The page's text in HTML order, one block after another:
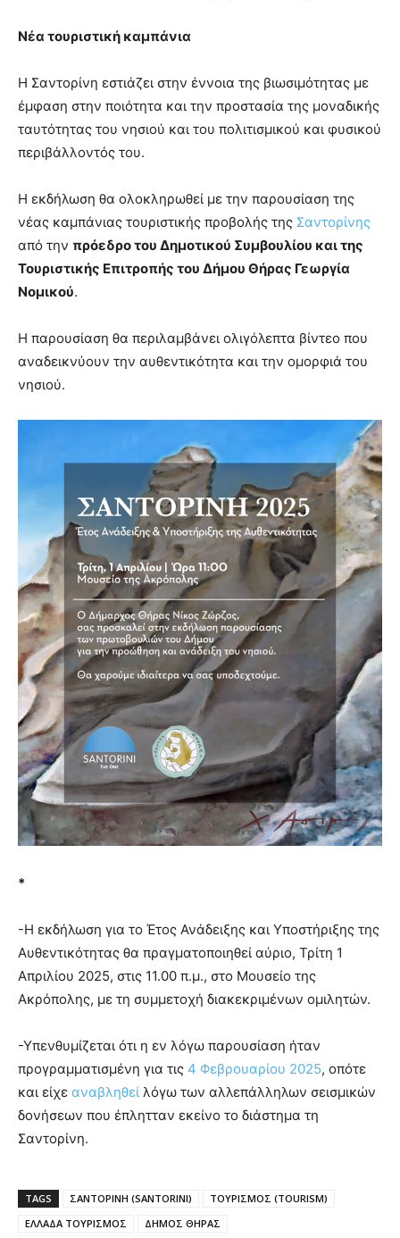
Νέα τουριστική καμπάνια
Η Σαντορίνη εστιάζει στην έννοια της βιωσιμότητας με
έμφαση στην ποιότητα και την προστασία της μοναδικής
ταυτότητας του νησιού και του πολιτισμικού και φυσικού
περιβάλλοντός του.
Η εκδήλωση θα ολοκληρωθεί με την παρουσίαση της
νέας καμπάνιας τουριστικής προβολής της Σαντορίνης
από την πρόεδρο του Δημοτικού Συμβουλίου και της
Τουριστικής Επιτροπής του Δήμου Θήρας Γεωργία
Νομικού.
Η παρουσίαση θα περιλαμβάνει ολιγόλεπτα βίντεο που
αναδεικνύουν την αυθεντικότητα και την ομορφιά του
νησιού.
*
-Η εκδήλωση για το Έτος Ανάδειξης και Υποστήριξης της
Αυθεντικότητας θα πραγματοποιηθεί αύριο, Τρίτη 1
Απριλίου 2025, στις 11.00 π.μ., στο Μουσείο της
Ακρόπολης, με τη συμμετοχή διακεκριμένων ομιλητών.
-Υπενθυμίζεται ότι η εν λόγω παρουσίαση ήταν
προγραμματισμένη για τις 4 Φεβρουαρίου 2025, οπότε
και είχε αναβληθεί λόγω των αλλεπάλληλων σεισμικών
δονήσεων που έπλητταν εκείνο το διάστημα τη
Σαντορίνη.
TAGS ΣΑΝΤΟΡΙΝΗ (SANTORINI)
ΤΟΥΡΙΣΜΟΣ (TOURISM)
ΕΛΛΑΔΑ ΤΟΥΡΙΣΜΟΣ
ΔΗΜΟΣ ΘΗΡΑΣ